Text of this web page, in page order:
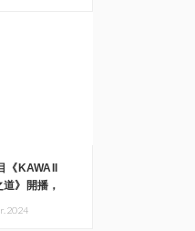
KAWAII
》開播，